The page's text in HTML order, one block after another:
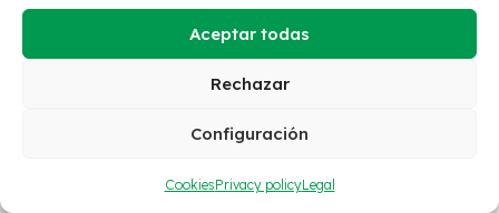
Aceptar todas
Rechazar
Configuración
CookiesPrivacy policyLegal